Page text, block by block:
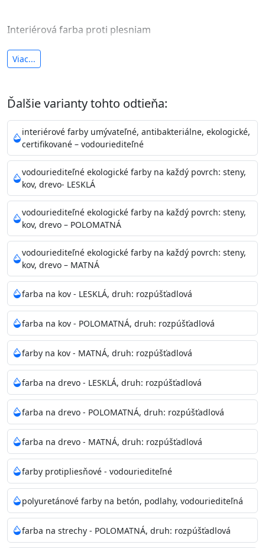
Interiérová farba proti plesniam
antibakteriálna a umývateľná
Je interiérová protiplesňová farba s iónmi
Vďaka svojmu špeciálnemu zloženiu
znižuje (o 99,9%) množstvo baktérií na povrchu náteru.
Preto jevhodná na nátery priestor s
vysokými nárokmi na hygienickú čistotu ako sú
nemocnice, pôrodnice, operačné
sály, potravinárske priestory, detské izby, školy,
škôlky, telocvične, a samozrejme je
vhodná aj do bežných priestorov. Je plne umývateľná
(trieda 2 podľa EN 13300) pri
zachovaní priedušnosti vodných pár z natretých
povrchov. Má vynikajúcu kryciu schopnosť,
vysokú výdatnosť a výborný rozliv. Je možné ju tónovať v
bohatej škále odtieňov.
Odtieň: Biela + je možné tónovať podľa RAL, NCS,
Pantone
Informácie k aplikácií
Pred použitím farbu narieďte do 10% vodou podľa
spôsobu aplikácie. Dobre premiešajte a občas opakujte
aj počas náteru. Naneste jednu
vrstvu štetcom, valčekom alebo striekacou pištoľou
farba zasychá na dotyk po 30-60min./23°C po
dokonalom preschnutí minimálne 3-
4hod/23°C je možné aplikovať ďalšiu vrstvu náteru.
Doba schnutia je závislá na poveternostných
podmienkach s vyššou vlhkosťou a nižšou
teplotou sa doba schnutia predlžuje.
Viac...
Ďalšie varianty tohto odtieňa:
interiérové farby umývateľné, antibakteriálne, ekologické,
certifikované – vodouriediteľné
vodouriediteľné ekologické farby na každý povrch: steny,
kov, drevo- LESKLÁ
vodouriediteľné ekologické farby na každý povrch: steny,
kov, drevo – POLOMATNÁ
vodouriediteľné ekologické farby na každý povrch: steny,
kov, drevo – MATNÁ
farba na kov - LESKLÁ, druh: rozpúšťadlová
farba na kov - POLOMATNÁ, druh: rozpúšťadlová
farby na kov - MATNÁ, druh: rozpúšťadlová
farba na drevo - LESKLÁ, druh: rozpúšťadlová
farba na drevo - POLOMATNÁ, druh: rozpúšťadlová
farba na drevo - MATNÁ, druh: rozpúšťadlová
farby protipliesňové - vodouriediteľné
polyuretánové farby na betón, podlahy, vodouriediteľná
farba na strechy - POLOMATNÁ, druh: rozpúšťadlová